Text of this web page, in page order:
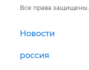
Все права защищены.
Новости
россия